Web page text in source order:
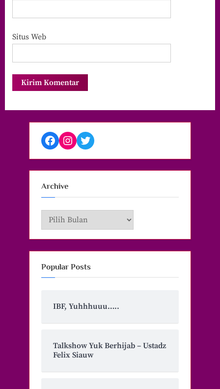
Situs Web
Facebook
Instagram
Twitter
Archive
Archive
Popular Posts
IBF, Yuhhhuuu…..
Talkshow Yuk Berhijab – Ustadz
Felix Siauw